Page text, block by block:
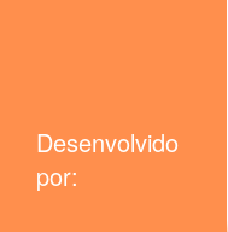
Desenvolvido
por: